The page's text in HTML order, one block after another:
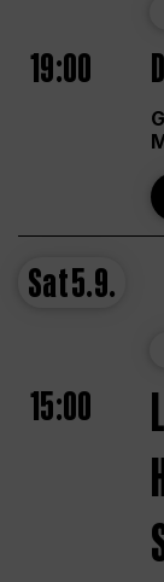
19:00
Sat5.9.
15:00